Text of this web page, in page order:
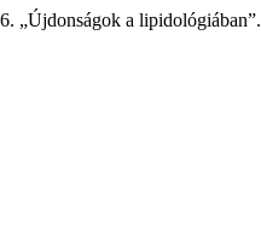
„Újdonságok a lipidológiában”.